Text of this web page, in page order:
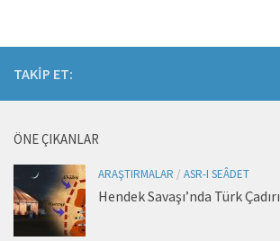
TAKIP ET:
ÖNE ÇIKANLAR
ARAŞTIRMALAR / ASR-I SEÂDET
Hendek Savaşı’nda Türk Çadırı